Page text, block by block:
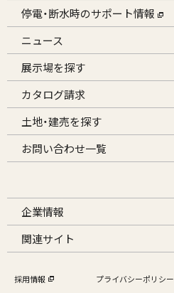
停電・断水時のサポート情報
ニュース
展示場を探す
カタログ請求
土地・建売を探す
お問い合わせ一覧
企業情報
関連サイト
採用情報 プライバシーポリシー